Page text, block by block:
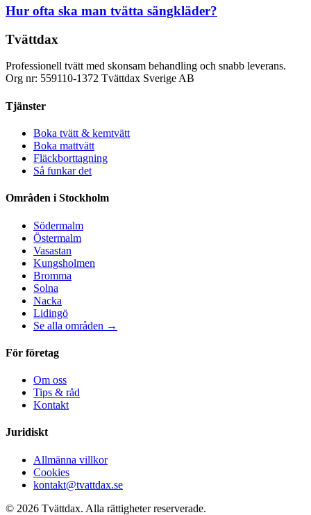
Hur ofta ska man tvätta sängkläder?
Tvättdax
Professionell tvätt med skonsam behandling och snabb leverans.
Org nr: 559110-1372 Tvättdax Sverige AB
Tjänster
Boka tvätt & kemtvätt
Boka mattvätt
Fläckborttagning
Så funkar det
Områden i Stockholm
Södermalm
Östermalm
Vasastan
Kungsholmen
Bromma
Solna
Nacka
Lidingö
Se alla områden →
För företag
Om oss
Tips & råd
Kontakt
Juridiskt
Allmänna villkor
Cookies
kontakt@tvattdax.se
© 2026 Tvättdax. Alla rättigheter reserverade.